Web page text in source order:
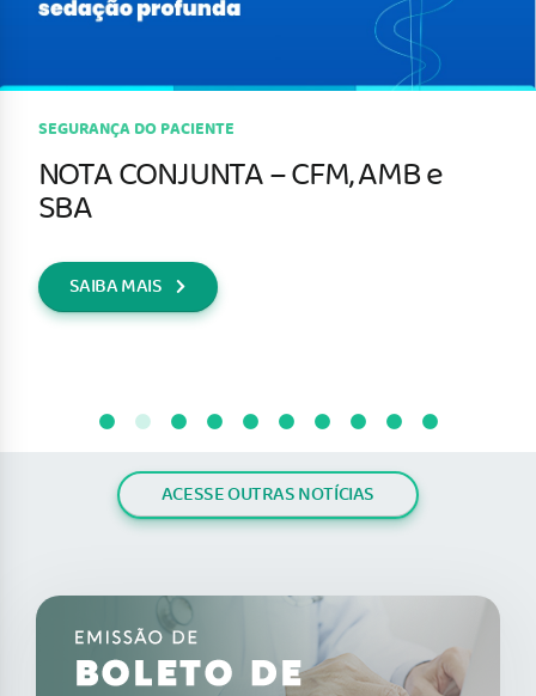
SEGURANÇA DO PACIENTE
NOTA CONJUNTA – CFM, AMB e
SBA
SAIBA MAIS
ACESSE OUTRAS NOTÍCIAS